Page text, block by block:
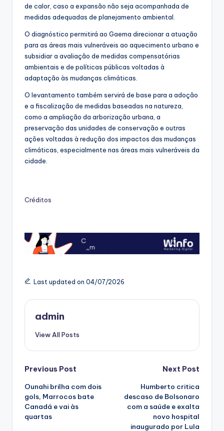
de calor, caso a expansão não seja acompanhada de
medidas adequadas de planejamento ambiental.
O diagnóstico permitirá ao Gaema direcionar a atuação
para as áreas mais vulneráveis ao aquecimento urbano e
subsidiar a avaliação de medidas compensatórias
ambientais e de políticas públicas voltadas à
adaptação às mudanças climáticas.
O levantamento também servirá de base para a adoção
e a fiscalização de medidas baseadas na natureza,
como a ampliação da arborização urbana, a
preservação das unidades de conservação e outras
ações voltadas à redução dos impactos das mudanças
climáticas, especialmente nas áreas mais vulneráveis da
cidade.
Créditos
Last updated on 04/07/2026
admin
View All Posts
Post
navigation
Previous Post
Ounahi brilha com dois
gols, Marrocos bate
Canadá e vai às
quartas
Next Post
Humberto critica
descaso de Bolsonaro
com a saúde e exalta
novo hospital
inaugurado por Lula